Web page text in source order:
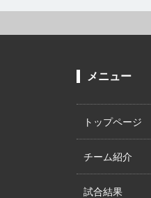
メニュー
トップページ
チーム紹介
試合結果